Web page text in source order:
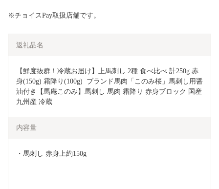
※チョイスPay取扱店舗です。
返礼品名
【鮮度抜群！冷蔵お届け】上馬刺し 2種 食べ比べ 計250g 赤
身(150g) 霜降り(100g)  ブランド馬肉「このみ桜」馬刺し用醤
油付き【馬庵このみ】馬刺し 馬肉 霜降り 赤身ブロック 国産
九州産 冷蔵
内容量
・馬刺し 赤身上約150g